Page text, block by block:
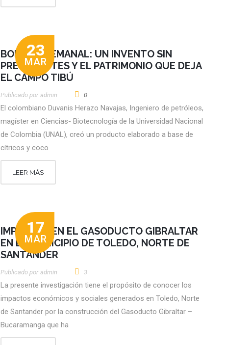
23
MAR
BOLETÍN SEMANAL: UN INVENTO SIN
PRECEDENTES Y EL PATRIMONIO QUE DEJA
EL CAMPO TIBÚ
Publicado por Admin 0
El colombiano Duvanis Herazo Navajas, Ingeniero de petróleos,
magíster en Ciencias- Biotecnología de la Universidad Nacional
de Colombia (UNAL), creó un producto elaborado a base de
cítricos y coco
LEER MÁS
17
MAR
IMPACTOS EN EL GASODUCTO GIBRALTAR
EN EL MUNICIPIO DE TOLEDO, NORTE DE
SANTANDER
Publicado por Admin 3
La presente investigación tiene el propósito de conocer los
impactos económicos y sociales generados en Toledo, Norte
de Santander por la construcción del Gasoducto Gibraltar –
Bucaramanga que ha